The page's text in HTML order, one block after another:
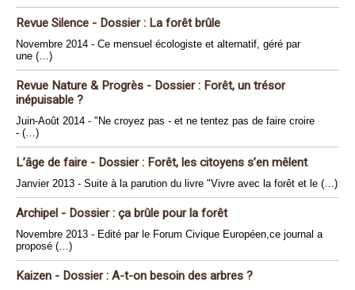
Revue Silence - Dossier : La forêt brûle
Novembre 2014 - Ce mensuel écologiste et alternatif, géré par
une (…)
Revue Nature & Progrès - Dossier : Forêt, un trésor
inépuisable ?
Juin-Août 2014 - "Ne croyez pas - et ne tentez pas de faire croire
- (…)
L’âge de faire - Dossier : Forêt, les citoyens s’en mêlent
Janvier 2013 - Suite à la parution du livre "Vivre avec la forêt et le (…)
Archipel - Dossier : ça brûle pour la forêt
Novembre 2013 - Edité par le Forum Civique Européen,ce journal a
proposé (…)
Kaizen - Dossier : A-t-on besoin des arbres ?